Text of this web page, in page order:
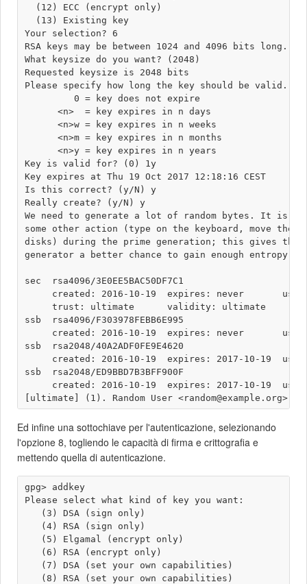
  (12) ECC (encrypt only)
  (13) Existing key
Your selection? 6
RSA keys may be between 1024 and 4096 bits long.
What keysize do you want? (2048)
Requested keysize is 2048 bits
Please specify how long the key should be valid.
         0 = key does not expire
      <n>  = key expires in n days
      <n>w = key expires in n weeks
      <n>m = key expires in n months
      <n>y = key expires in n years
Key is valid for? (0) 1y
Key expires at Thu 19 Oct 2017 12:18:16 CEST
Is this correct? (y/N) y
Really create? (y/N) y
We need to generate a lot of random bytes. It is a
some other action (type on the keyboard, move the
disks) during the prime generation; this gives the
generator a better chance to gain enough entropy.
sec  rsa4096/3E0EE5BAC50DF7C1
created: 2016-10-19  expires: never
     trust: ultimate      validity: ultimate
ssb  rsa4096/F303978FEBB6E995
created: 2016-10-19  expires: never
ssb  rsa2048/40A2ADF0FE9E4620
created: 2016-10-19  expires: 2017-10-19
ssb  rsa2048/ED9BBD7B3BFF900F
created: 2016-10-19  expires: 2017-10-19
Ed infine una sottochiave per l'autenticazione, selezionando
l'opzione 8, togliendo le capacità di firma e crittografia e
mettendo quella di autenticazione.
gpg> addkey
Please select what kind of key you want:
   (3) DSA (sign only)
   (4) RSA (sign only)
   (5) Elgamal (encrypt only)
   (6) RSA (encrypt only)
   (7) DSA (set your own capabilities)
   (8) RSA (set your own capabilities)